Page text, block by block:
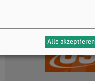
Alle akzeptieren